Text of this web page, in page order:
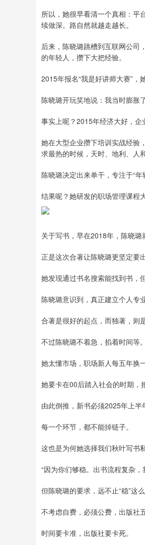
所以，她很早看清一个真相：平
续做深。路自然就越走越长。
后来，陈晓璐跳槽到互联网公司
的年轻人，攒下大把经验。
2015年报名“我是好讲师大赛”，
陈晓璐开玩笑地说：我当时膨胀了
事实上呢？2015年经济大好，企
她在大型企业攒下培训实战经验
求最热的时候，天时、地利、人
陈晓璐决定出来单干，专注于“年
结果呢？她研发的职场管理课程
关于写书，早在2018年，陈晓璐
正是这次合著让陈晓璐更坚定要
她发现通过书名搜索能找到书，
陈晓璐意识到，真正建立个人专
合著是很好的起点，而独著，则
不过陈晓璐不着急，掐着时间等。
她太懂市场，职场新人每五年换
她要卡在00后踏入社会的时期，
由此倒推，新书必须2025年上半
每一个环节，都不能掉链子。
这也是为何她选择我们秋叶写书
“因为你们够稳。出书流程复杂
但陈晓璐的要求，远不止“稳”这么
不考虑自费，必须公费，出版社
时间要卡准，出版社要卡死。